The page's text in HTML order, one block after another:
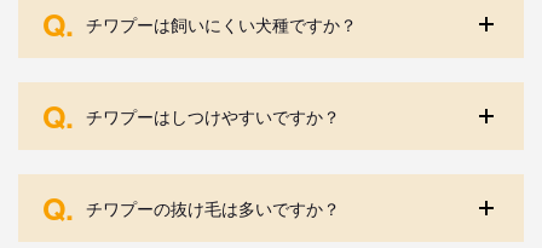
Q. チワプーは飼いにくい犬種ですか？
Q. チワプーはしつけやすいですか？
Q. チワプーの抜け毛は多いですか？